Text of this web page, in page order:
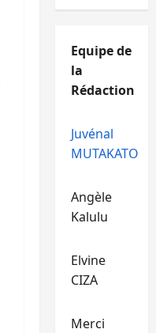
Equipe de
la
Rédaction
Juvénal
MUTAKATO
Angèle
Kalulu
Elvine
CIZA
Merci